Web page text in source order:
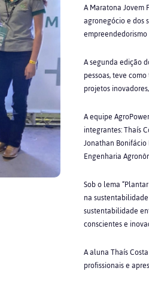
A Maratona Jovem
agronegócio e dos
A segunda edição
pessoas, teve
projetos
A equipe
integrantes: Thaís
Jonathan Bonifácio
Engenharia
Sob o lema
na
sustentabilidade
conscientes e
A aluna Thaís
profissionais e